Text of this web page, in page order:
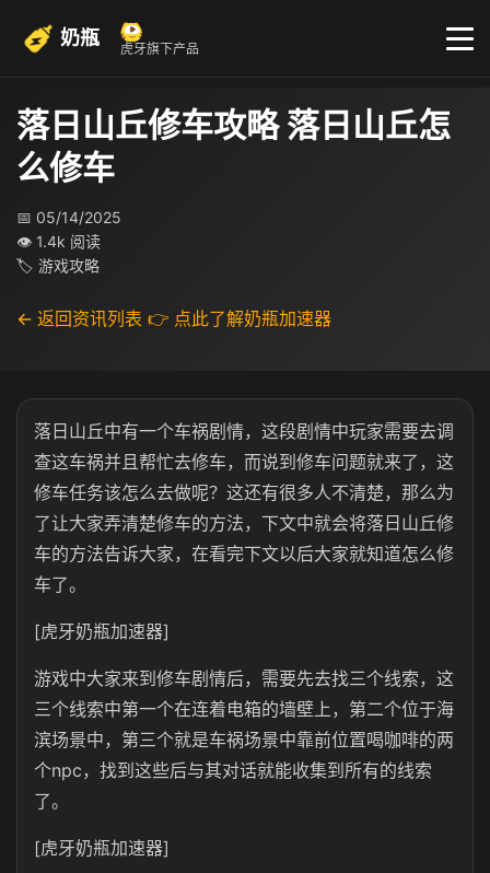
奶瓶 虎牙旗下产品
落日山丘修车攻略 落日山丘怎
么修车
📅 05/14/2025
👁 1.4k 阅读
🏷 游戏攻略
← 返回资讯列表 👉 点此了解奶瓶加速器
落日山丘中有一个车祸剧情，这段剧情中玩家需要去调
查这车祸并且帮忙去修车，而说到修车问题就来了，这
修车任务该怎么去做呢？这还有很多人不清楚，那么为
了让大家弄清楚修车的方法，下文中就会将落日山丘修
车的方法告诉大家，在看完下文以后大家就知道怎么修
车了。
[虎牙奶瓶加速器]
游戏中大家来到修车剧情后，需要先去找三个线索，这
三个线索中第一个在连着电箱的墙壁上，第二个位于海
滨场景中，第三个就是车祸场景中靠前位置喝咖啡的两
个npc，找到这些后与其对话就能收集到所有的线索
了。
[虎牙奶瓶加速器]